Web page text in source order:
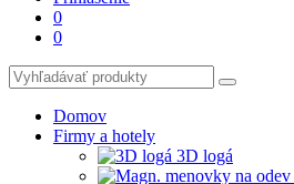
0
0
Domov
Firmy a hotely
3D logá